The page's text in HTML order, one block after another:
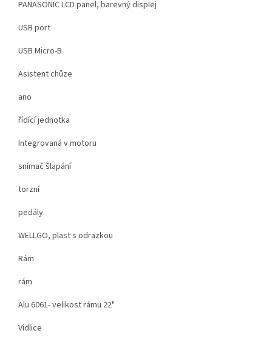
PANASONIC LCD panel, barevný displej
USB port
USB Micro-B
Asistent chůze
ano
řídící jednotka
Integrovaná v motoru
snímač šlapání
torzní
pedály
WELLGO, plast s odrazkou
Rám
rám
Alu 6061- velikost rámu 22"
Vidlice